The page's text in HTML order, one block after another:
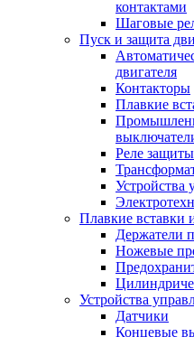
контактами
Шаговые
Пуск и защита
двигателя
Контакторы
Плавкие
Реле защиты
Устройства
Плавкие вставки
Держатели
Ножевые
Устройства
Датчики
Концевые